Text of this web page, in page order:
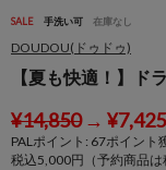
SALE 手洗い可 在庫なし
DOUDOU(ドゥドゥ)
【夏も快適！】ド
¥14,850→ ¥7,425
PALポイント: 67ポイント
税込5,000円（予約商品